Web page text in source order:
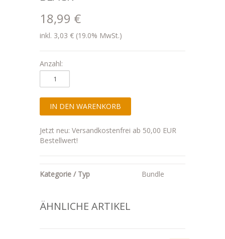
18,99 €
inkl. 3,03 € (19.0% MwSt.)
Anzahl:
Jetzt neu: Versandkostenfrei ab 50,00 EUR
Bestellwert!
Kategorie / Typ Bundle
ÄHNLICHE ARTIKEL